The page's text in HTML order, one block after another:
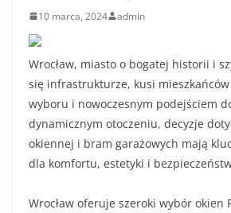
10 marca, 2024 admin
Wrocław, miasto o bogatej historii i
się infrastrukturze, kusi
wyboru i nowoczesnym podejściem
dynamicznym otoczeniu, decyzje
okiennej i bram garażowych mają
dla komfortu, estetyki i
Wrocław oferuje szeroki wybór okien